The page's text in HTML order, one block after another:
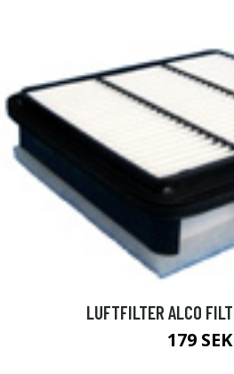
LUFTFILTER ALCO
179 SEK